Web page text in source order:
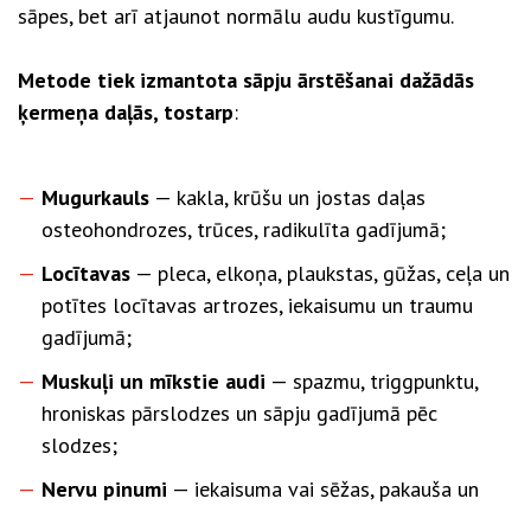
sāpes, bet arī atjaunot normālu audu kustīgumu.
Metode tiek izmantota sāpju ārstēšanai dažādās
ķermeņa daļās, tostarp:
Mugurkauls — kakla, krūšu un jostas daļas
osteohondrozes, trūces, radikulīta gadījumā;
Locītavas — pleca, elkoņa, plaukstas, gūžas, ceļa un
potītes locītavas artrozes, iekaisumu un traumu
gadījumā;
Muskuļi un mīkstie audi — spazmu, triggpunktu,
hroniskas pārslodzes un sāpju gadījumā pēc
slodzes;
Nervu pinumi — iekaisuma vai sēžas, pakauša un